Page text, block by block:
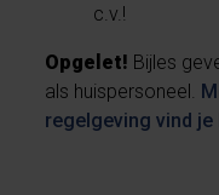
c.v.!
Opgelet! Bijles
als huispersoneel.
regelgeving vind je